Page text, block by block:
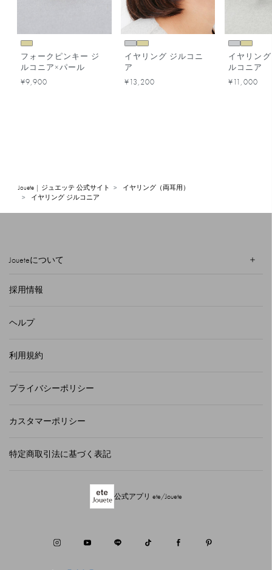
フォークピンキー ジ
ルコニア×パール
¥9,900
イヤリング ジルコニ
ア
¥13,200
イヤリン
ルコニア
¥11,000
Jouete | ジュエッテ 公式サイト
イヤリング（両耳用）
イヤリング ジルコニア
Joueteについて
採用情報
ヘルプ
利用規約
プライバシーポリシー
カスタマーポリシー
特定商取引法に基づく表記
公式アプリ ete/Jouete